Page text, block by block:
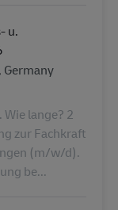
u.
Germany
lange? 2
zur Fachkraft
(m/w/d).
be...